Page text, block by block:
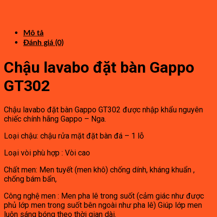
Mô tả
Đánh giá (0)
Chậu lavabo đặt bàn Gappo
GT302
Chậu lavabo đặt bàn Gappo GT302 được nhập khẩu nguyên
chiếc chính hãng Gappo – Nga.
Loại chậu: chậu rửa mặt đặt bàn đá – 1 lỗ
Loại vòi phù hợp : Vòi cao
Chất men: Men tuyết (men khô) chống dính, kháng khuẩn ,
chống bám bẩn,
Công nghệ men : Men pha lê trong suốt (cảm giác như được
phủ lớp men trong suốt bên ngoài như pha lê) Giúp lớp men
luôn sáng bóng theo thời gian dài.